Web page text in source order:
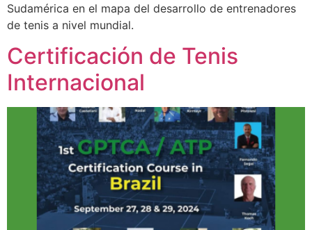
Sudamérica en el mapa del desarrollo de entrenadores
de tenis a nivel mundial.
Certificación de Tenis
Internacional